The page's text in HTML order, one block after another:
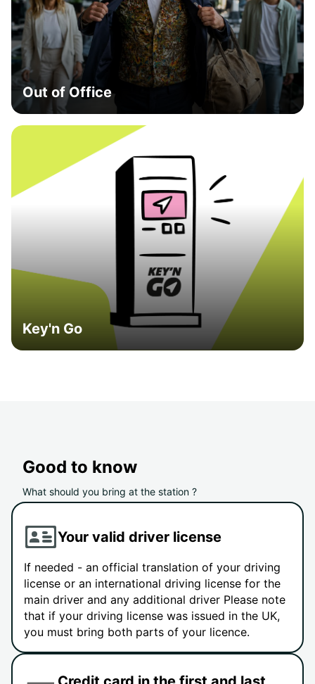
Out of Office
Key'n Go
Good to know
What should you bring at the station ?
Your valid driver license
If needed - an official translation of your driving
license or an international driving license for the
main driver and any additional driver Please note
that if your driving license was issued in the UK,
you must bring both parts of your licence.